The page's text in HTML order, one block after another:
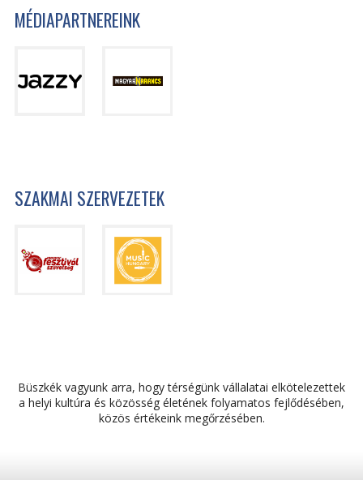
MÉDIAPARTNEREINK
SZAKMAI SZERVEZETEK
Büszkék vagyunk arra, hogy térségünk vállalatai elkötelezettek
a helyi kultúra és közösség életének folyamatos fejlődésében,
közös értékeink megőrzésében.